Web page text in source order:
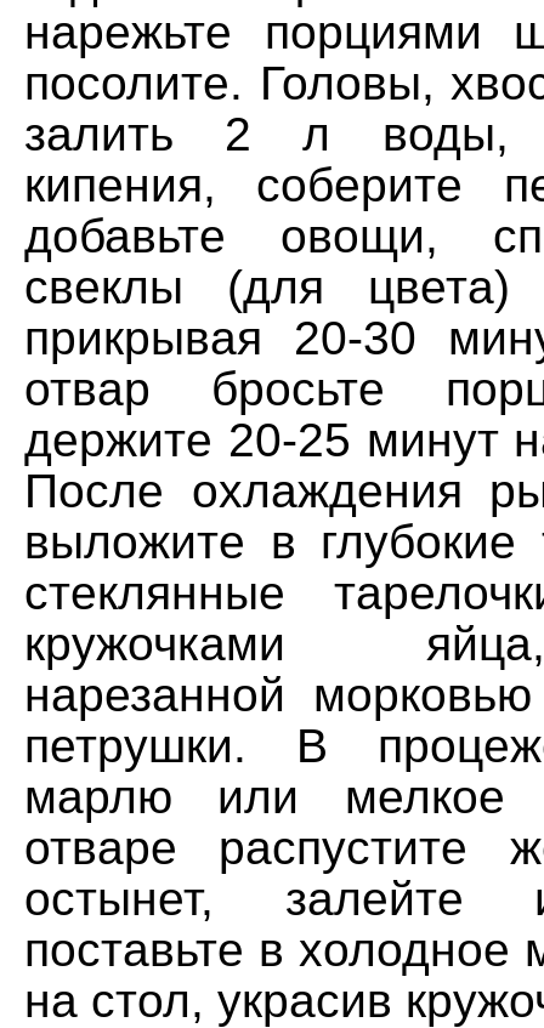
нарежьте порциями
посолите. Головы,
залить 2 л воды,
кипения, соберите
добавьте овощи,
свеклы (для
прикрывая 20-30
отвар бросьте
держите 20-25 минут
После охлаждения
выложите в глубокие
стеклянные
кружочками
нарезанной
петрушки. В
марлю или мелкое
отваре распустите
остынет,
поставьте в холодное
на стол, украсив